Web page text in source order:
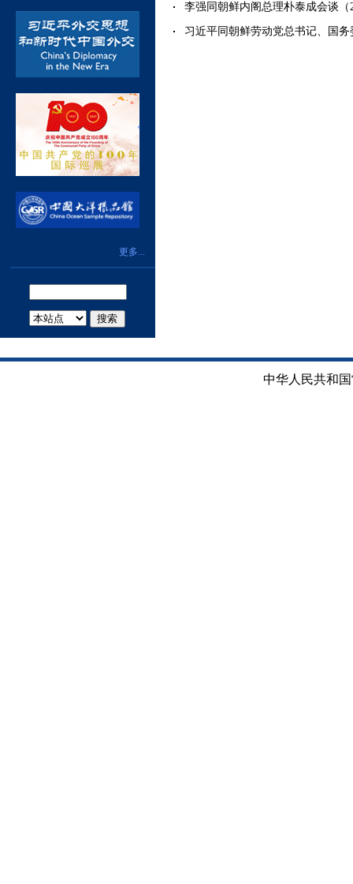
更多...
搜索
李强同朝鲜内阁总理朴泰成会谈（
习近平同朝鲜劳动党总书记、国
中华人民共和